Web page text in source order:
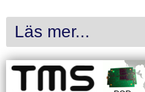
Läs mer...